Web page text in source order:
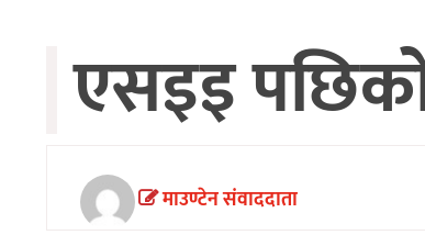
अर्थतन्त्र
स्वास्थ्य
मनोरन्जन
एसइइ
माउण्टेन संवाददाता